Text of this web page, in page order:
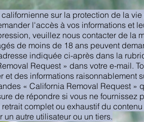
sur la protection de la
l'accès à vos informations et
veuillez nous contacter de la
de moins de 18 ans peuvent
indiquée ci-après dans la
Request » dans votre e-mail.
des informations raisonnablement
« California Removal Request »
de répondre si vous ne fournissez
complet ou exhaustif du
autre utilisateur ou un tiers.